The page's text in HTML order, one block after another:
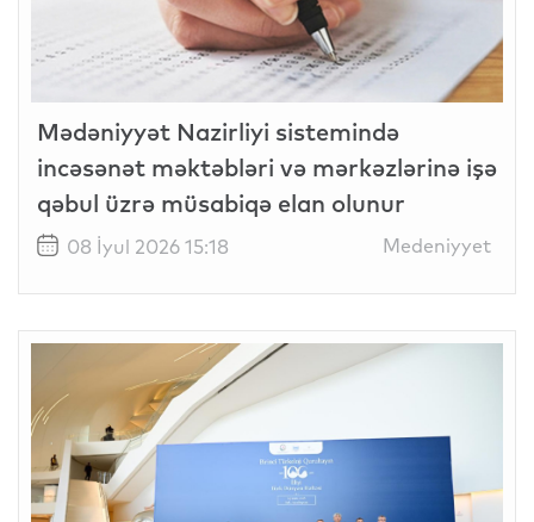
Mədəniyyət Nazirliyi sistemində
incəsənət məktəbləri və mərkəzlərinə işə
qəbul üzrə müsabiqə elan olunur
08 İyul 2026 15:18 Medeniyyet